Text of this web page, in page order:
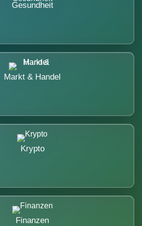
Gesundheit
Markt & Handel
Krypto
Finanzen